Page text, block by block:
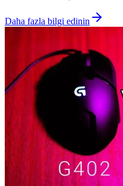
Daha fazla bilgi edinin